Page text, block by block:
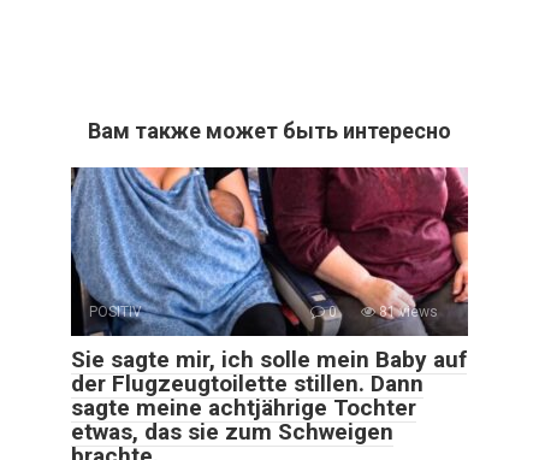
Вам также может быть интересно
POSITIV 0 81 views
Sie sagte mir, ich solle mein Baby auf
der Flugzeugtoilette stillen. Dann
sagte meine achtjährige Tochter
etwas, das sie zum Schweigen